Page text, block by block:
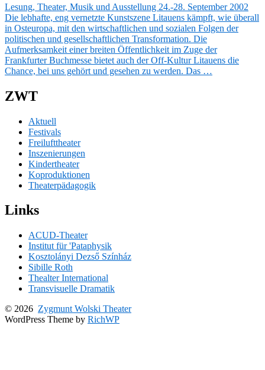
Lesung, Theater, Musik und Ausstellung 24.-28. September 2002
Die lebhafte, eng vernetzte Kunstszene Litauens kämpft, wie überall
in Osteuropa, mit den wirtschaftlichen und sozialen Folgen der
politischen und gesellschaftlichen Transformation. Die
Aufmerksamkeit einer breiten Öffentlichkeit im Zuge der
Frankfurter Buchmesse bietet auch der Off-Kultur Litauens die
Chance, bei uns gehört und gesehen zu werden. Das …
ZWT
Aktuell
Festivals
Freilufttheater
Inszenierungen
Kindertheater
Koproduktionen
Theaterpädagogik
Links
ACUD-Theater
Institut für 'Pataphysik
Kosztolányi Dezső Színház
Sibille Roth
Thealter International
Transvisuelle Dramatik
© 2026 Zygmunt Wolski Theater
WordPress Theme by RichWP